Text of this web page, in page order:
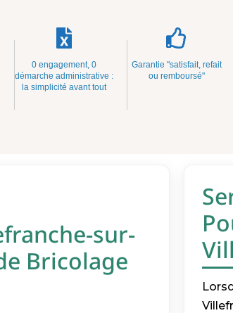
0 engagement, 0
démarche administrative :
la simplicité avant tout
Garantie "satisfait, refait
ou remboursé"
sur-
Bricolage